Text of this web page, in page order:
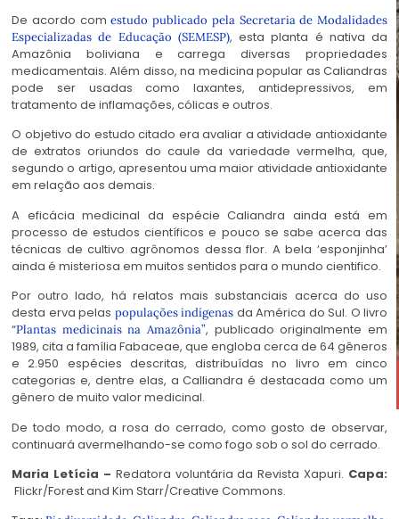
De acordo comestudo publicado pela Secretaria de Modalidades
Especializadas de Educação (SEMESP), esta planta é nativa da
Amazônia boliviana e carrega diversas propriedades
medicamentais. Além disso, na medicina popular as Caliandras
pode ser usadas como laxantes, antidepressivos, em
tratamento de inflamações, cólicas e outros.
O objetivo do estudo citado era avaliar a atividade antioxidante
de extratos oriundos do caule da variedade vermelha, que,
segundo o artigo, apresentou uma maior atividade antioxidante
em relação aos demais.
A eficácia medicinal da espécie Caliandra ainda está em
processo de estudos científicos e pouco se sabe acerca das
técnicas de cultivo agrônomos dessa flor. A bela ‘esponjinha’
ainda é misteriosa em muitos sentidos para o mundo cientifico.
Por outro lado, há relatos mais substanciais acerca do uso
desta erva pelas populações indígenas da América do Sul. O livro
“Plantas medicinais na Amazônia”, publicado originalmente em
1989, cita a família Fabaceae, que engloba cerca de 64 gêneros
e 2.950 espécies descritas, distribuídas no livro em cinco
categorias e, dentre elas, a Calliandra é destacada como um
gênero de muito valor medicinal.
De todo modo, a rosa do cerrado, como gosto de observar,
continuará avermelhando-se como fogo sob o sol do cerrado.
Maria Letícia – Redatora voluntária da Revista Xapuri. Capa:
Flickr/Forest and Kim Starr/Creative Commons.